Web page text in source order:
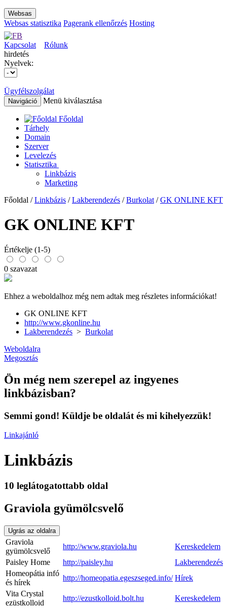
Websas
Websas statisztika Pagerank ellenőrzés Hosting
Kapcsolat
Rólunk
hirdetés
Nyelvek:
Ügyfélszolgálat
Navigáció Menü kiválasztása
Főoldal
Tárhely
Domain
Szerver
Levelezés
Statisztika
Linkbázis
Marketing
Főoldal /Linkbázis /Lakberendezés /Burkolat /GK ONLINE KFT
GK ONLINE KFT
Értékelje (1-5)
0 szavazat
Ehhez a weboldalhoz még nem adtak meg részletes információkat!
GK ONLINE KFT
http://www.gkonline.hu
Lakberendezés > Burkolat
Weboldalra
Megosztás
Ön még nem szerepel az ingyenes
linkbázisban?
Semmi gond! Küldje be oldalát és mi kihelyezzük!
Linkajánló
Linkbázis
10 leglátogatottabb oldal
Graviola gyümölcsvelő
Ugrás az oldalra
Graviola
gyümölcsvelő
http://www.graviola.hu
Kereskedelem
Paisley Home
http://paisley.hu
Lakberendezés
Homeopátia infó
és hírek
http://homeopatia.egeszseged.info/ Hírek
Vita Crystal
ezüstkolloid
http://ezustkolloid.bolt.hu
Kereskedelem